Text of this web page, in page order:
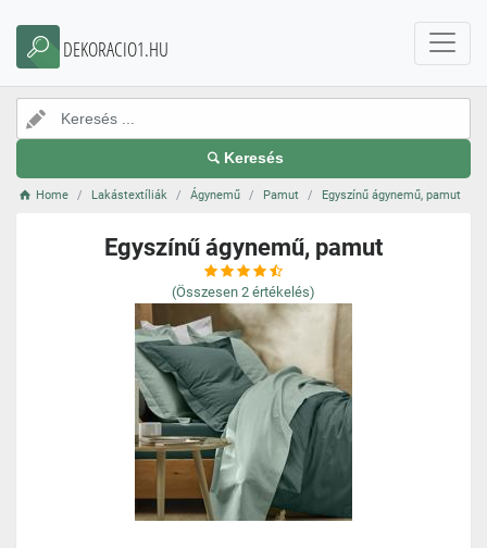
DEKORACIO1.HU
Keresés
Home Lakástextíliák Ágynemű Pamut Egyszínű ágynemű, pamut
Egyszínű ágynemű, pamut
(Összesen 2 értékelés)